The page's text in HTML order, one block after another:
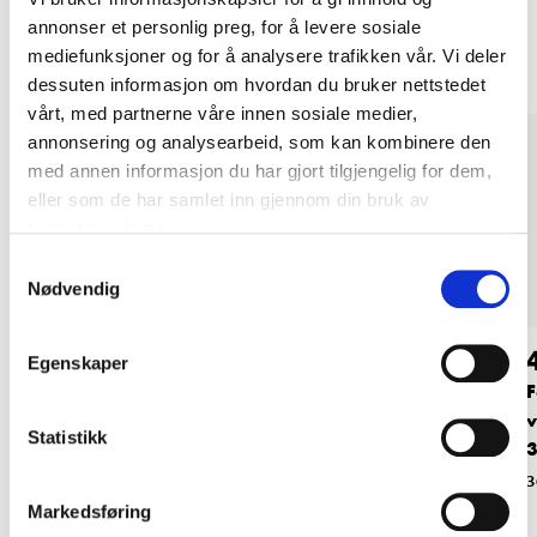
annonser et personlig preg, for å levere sosiale
mediefunksjoner og for å analysere trafikken vår. Vi deler
dessuten informasjon om hvordan du bruker nettstedet
vårt, med partnerne våre innen sosiale medier,
annonsering og analysearbeid, som kan kombinere den
med annen informasjon du har gjort tilgjengelig for dem,
eller som de har samlet inn gjennom din bruk av
Nødvendig
Egenskaper
Statistikk
Markedsføring
Andre kunder har også kjøpt
4490
47-0129
160 cm, mørkegrått